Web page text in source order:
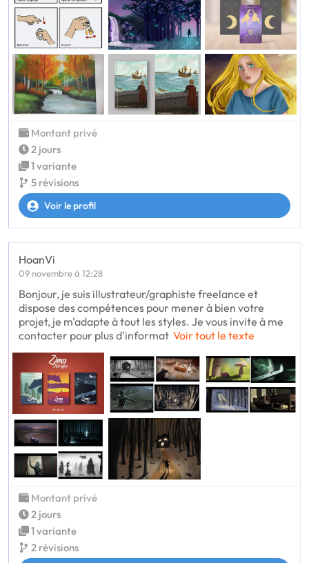
Montant privé
2 jours
1 variante
5 révisions
Voir le profil
HoanVi
09 novembre à 12:28
Bonjour, je suis illustrateur/graphiste freelance et
dispose des compétences pour mener à bien votre
projet, je m'adapte à tout les styles. Je vous invite à me
contacter pour plus d'informat Voir tout le texte
Montant privé
2 jours
1 variante
2 révisions